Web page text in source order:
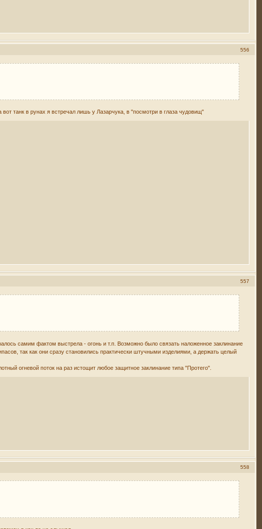
556
танк в рунах я встречал лишь у Лазарчука, в "посмотри в глаза чудовищ"
557
самим фактом выстрела - огонь и т.п. Возможно было связать наложенное заклинание
так как они сразу становились практически штучными изделиями, а держать целый
огневой поток на раз истощит любое защитное заклинание типа "Протего".
558